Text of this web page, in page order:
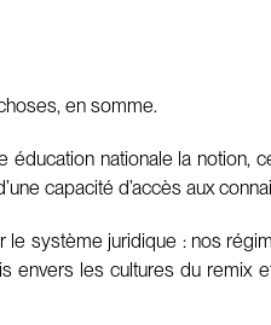
en somme.
nationale la notion,
capacité d’accès aux
système juridique : nos
envers les cultures du remix